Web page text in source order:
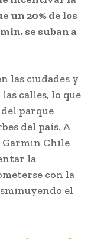
un 20% de los
se suban a
las ciudades y
calles, lo que
parque
del país. A
Garmin Chile
la
con la
el